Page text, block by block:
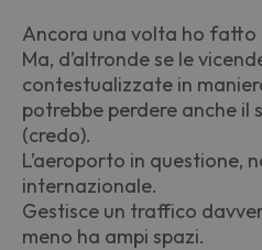
Ancora una volta ho fatto
Ma, d’altronde se le
contestualizzate in
potrebbe perdere anche il
(credo).
L’aeroporto in questione,
internazionale.
Gestisce un traffico
meno ha ampi spazi.